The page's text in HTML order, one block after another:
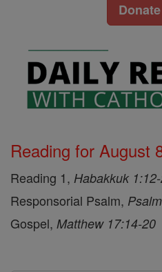
Reading for August
Reading 1, Habakkuk
Responsorial Psalm,
Gospel, Matthew 17:14-20